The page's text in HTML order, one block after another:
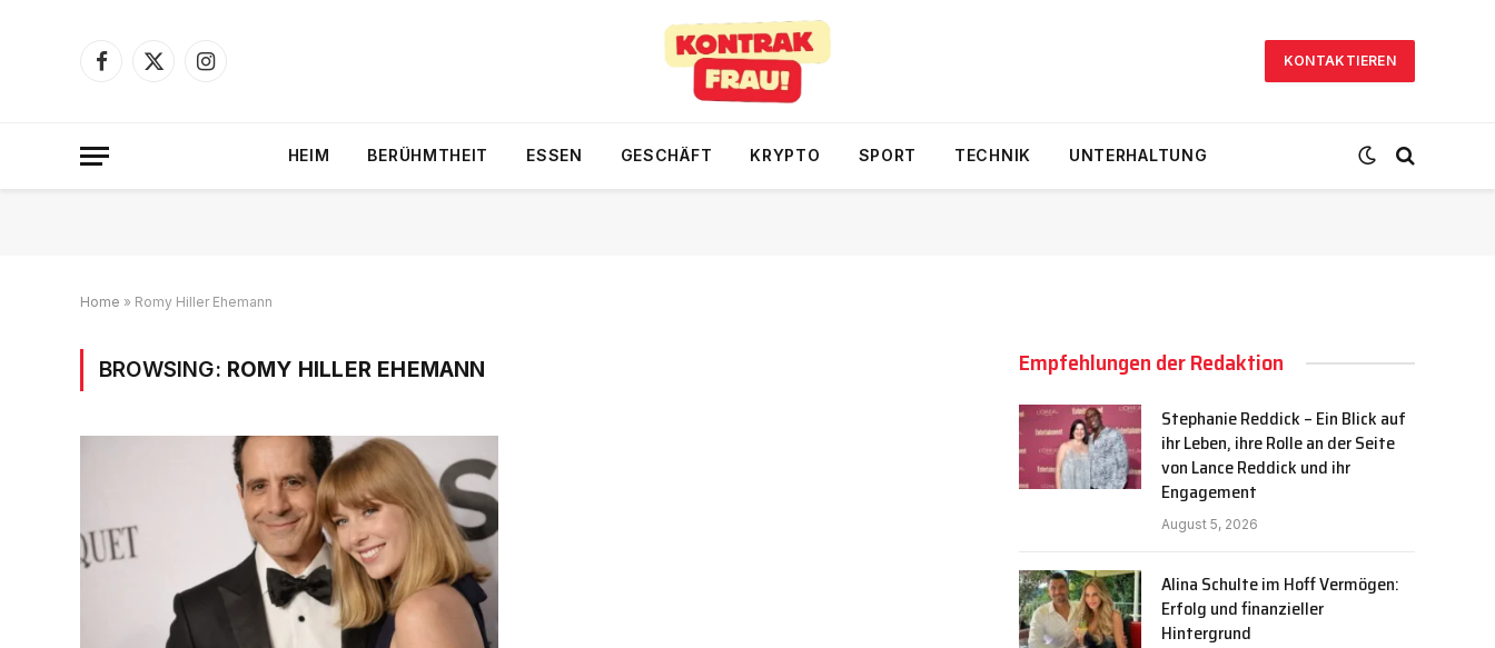
Facebook
X
Instagram
KONTAKTIEREN
HEIM BERÜHMTHEIT ESSEN GESCHÄFT KRYPTO SPORT TECHNIK UNTERHALTUNG
Home » Romy Hiller Ehemann
BROWSING: ROMY HILLER EHEMANN Empfehlungen der Redaktion
Stephanie Reddick – Ein Blick auf
ihr Leben, ihre Rolle an der Seite
von Lance Reddick und ihr
Engagement
August 5, 2026
Alina Schulte im Hoff Vermögen:
Erfolg und finanzieller
Hintergrund